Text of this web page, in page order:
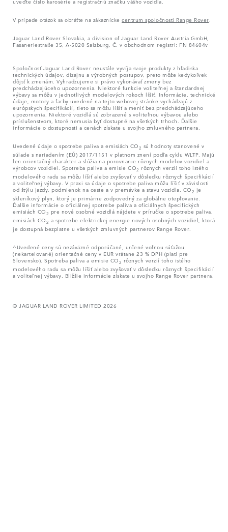
V prípade otázok sa obráťte na zákaznícke centrum spoločnosti Range Rover.
Jaguar Land Rover Slovakia, a division of Jaguar Land Rover Austria GmbH,
Fasaneriestraße 35, A-5020 Salzburg, Č. v obchodnom registri: FN 84604v
Spoločnosť Jaguar Land Rover neustále vyvíja svoje produkty z hľadiska
technických údajov, dizajnu a výrobných postupov, preto môže kedykoľvek
dôjsť k zmenám. Vyhradzujeme si právo vykonávať zmeny bez
predchádzajúceho upozornenia. Niektoré funkcie voliteľnej a štandardnej
výbavy sa môžu v jednotlivých modelových rokoch líšiť. Informácie, technické
údaje, motory a farby uvedené na tejto webovej stránke vychádzajú z
európskych špecifikácií, tieto sa môžu líšiť a meniť bez predchádzajúceho
upozornenia. Niektoré vozidlá sú zobrazené s voliteľnou výbavou alebo
príslušenstvom, ktoré nemusia byť dostupné na všetkých trhoch. Ďalšie
informácie o dostupnosti a cenách získate u svojho zmluvného partnera.
Uvedené údaje o spotrebe paliva a emisiách CO2 sú hodnoty stanovené v
súlade s nariadením (EÚ) 2017/1151 v platnom znení podľa cyklu WLTP. Majú
len orientačný charakter a slúžia na porovnanie rôznych modelov vozidiel a
výrobcov vozidiel. Spotreba paliva a emisie CO2 rôznych verzií toho istého
modelového radu sa môžu líšiť alebo zvyšovať v dôsledku rôznych špecifikácií
a voliteľnej výbavy. V praxi sa údaje o spotrebe paliva môžu líšiť v závislosti
od štýlu jazdy, podmienok na ceste a v premávke a stavu vozidla. CO2 je
skleníkový plyn, ktorý je primárne zodpovedný za globálne otepľovanie.
Ďalšie informácie o oficiálnej spotrebe paliva a oficiálnych špecifických
emisiách CO2 pre nové osobné vozidlá nájdete v príručke o spotrebe paliva,
emisiách CO2 a spotrebe elektrickej energie nových osobných vozidiel, ktorá
je dostupná bezplatne u všetkých zmluvných partnerov Range Rover.
^Uvedené ceny sú nezáväzné odporúčané, určené voľnou súťažou
(nekartelované) orientačné ceny v EUR vrátane 23 % DPH (platí pre
Slovensko). Spotreba paliva a emisie CO2 rôznych verzií toho istého
modelového radu sa môžu líšiť alebo zvyšovať v dôsledku rôznych špecifikácií
a voliteľnej výbavy. Bližšie informácie získate u svojho Range Rover partnera.
© JAGUAR LAND ROVER LIMITED 2026